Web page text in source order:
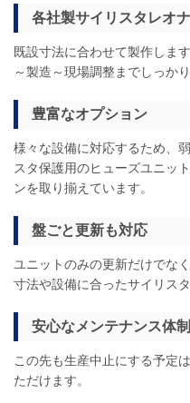
各社製サイリスタレオ
既設寸法に合わせて製作しま
～製造～現場調整までしっか
豊富なオプション
様々な設備に対応するため、
スタ保護用のヒューズユニッ
ンを取り揃えています。
盤ごと更新も対応
ユニットのみの更新だけでな
寸法や設備に合ったサイリス
安心なメンテナンス体制
この先も生産中止にする予定
ただけます。